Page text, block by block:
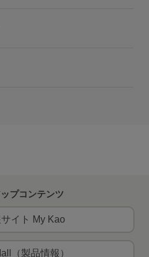
プコンテンツ
イト My Kao
（製品情報）